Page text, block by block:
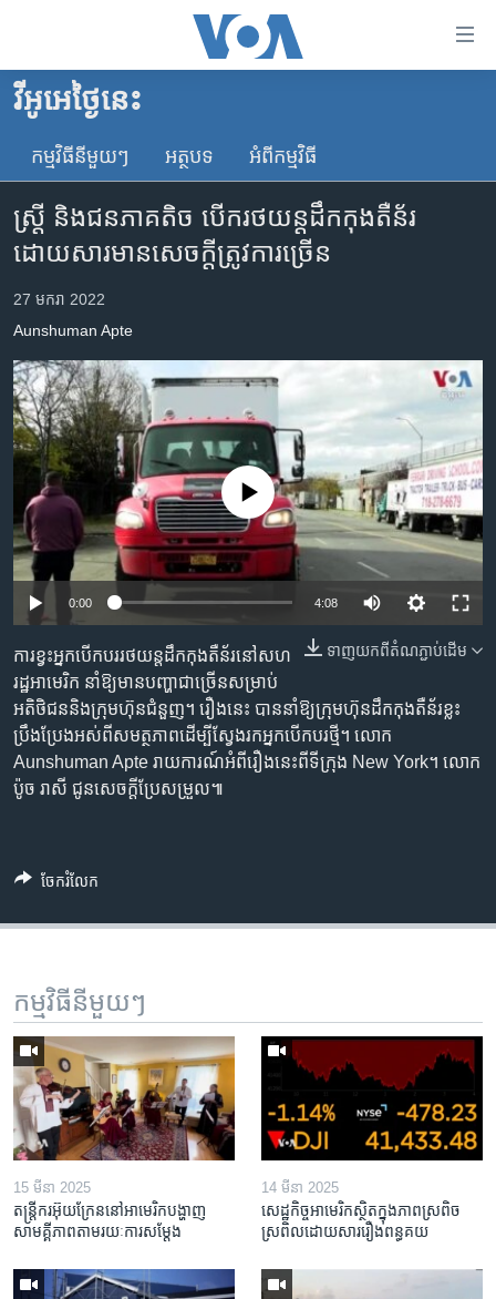
គេហទំព័រ​
ទាក់ទង
និង​
ចូល​
ទៅ​​
ទំព័រ​
ម្តង
រំលង​
និង​
ចូល​
ទៅ​
រចនា
សម្ព័ន្ធ​
រំលង​
និង​
កាន់​
ទំព័រ​
ស្វែង​
រក
កម្ពុជា
អន្តរជាតិ
ចិន
ទូរទស្សន៍ / វីដេអូ​
វិទ្យុ / ផតខាសថ៍
កម្មវិធីទាំងអស់
Khmer English
បណ្តាញ​សង្គម
ភាសា
វីអូអេថ្ងៃនេះ
កម្មវិធី​នីមួយៗ អត្ថបទ​ អំពី​កម្មវិធី​
ស្ត្រី និង​ជនភាគតិច បើក​រថយន្ត​ដឹក​កុងតឺន័រ​
ដោយសារ​មាន​សេចក្តី​ត្រូវការ​ច្រើន
27 មករា 2022
Aunshuman Apte
No media source currently available
0:00 4:08
ទាញ​យក​ពី​តំណភ្ជាប់​ដើម
ការ​ខ្វះ​អ្នក​បើកបរ​រថយន្ត​ដឹក​កុងតឺន័រ​នៅ​សហ​
រដ្ឋ​អាមេរិក នាំ​ឱ្យ​មាន​បញ្ហា​ជាច្រើន​សម្រាប់​
អតិថិជន​និង​ក្រុមហ៊ុន​ជំនួញ។ រឿង​នេះ បាន​នាំ​ឱ្យ​ក្រុមហ៊ុន​ដឹក​កុងតឺន័រ​ខ្លះ
ប្រឹងប្រែង​​អស់ពី​សមត្ថភាព​ដើម្បី​ស្វែង​រក​អ្នក​បើកបរ​ថ្មី។ លោក ​
Aunshuman Apte ​រាយ​ការណ៍​អំពី​រឿងនេះ​ពី​ទីក្រុង​ New York។ លោក
ប៉ូច រាសី ជូន​សេចក្តីប្រែ​សម្រួល៕
ចែករំលែក
កម្មវិធី​នីមួយៗ
15 មីនា 2025
តន្ត្រីករ​អ៊ុយក្រែន​នៅ​អាមេរិក​បង្ហាញ​
សាមគ្គីភាព​តាម​រយៈ​ការសម្តែង
14 មីនា 2025
សេដ្ឋកិច្ច​អាមេរិក​ស្ថិត​ក្នុង​ភាពស្រពិច
ស្រពិល​ដោយសារ​រឿង​ពន្ធគយ